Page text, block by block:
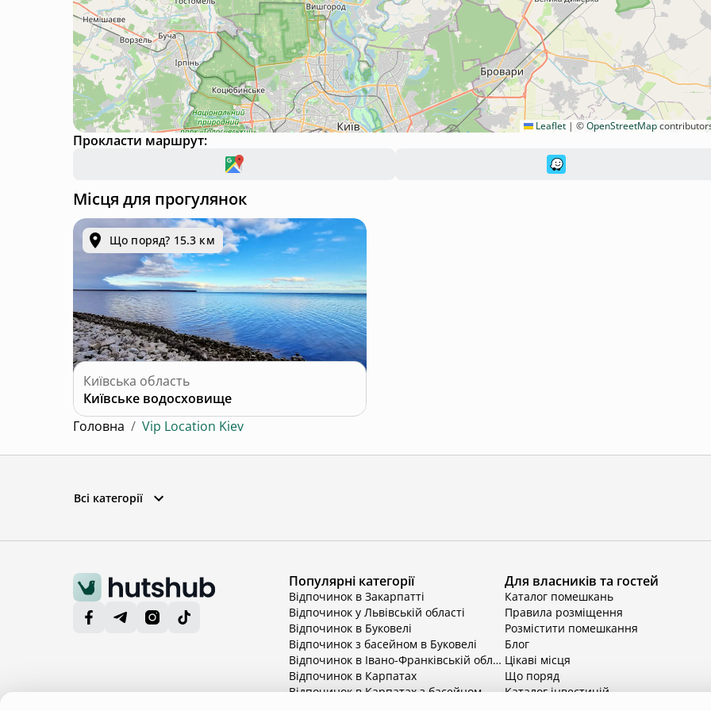
Leaflet | ©OpenStreetMap
Прокласти маршрут:
Місця для прогулянок
Що поряд? 15.3 км
Київська область
Київське водосховище
Головна / Vip Location Kiev
Всі категорії
Популярні категорії
Відпочинок в Закарпатті
Відпочинок у Львівській області
Відпочинок в Буковелі
Відпочинок з басейном в Буковелі
Відпочинок в Івано-Франківській області
Відпочинок в Карпатах
Відпочинок в Карпатах з басейном
Для власників та гостей
Каталог помешкань
Правила розміщення
Розмістити помешкання
Блог
Цікаві місця
Що поряд
Каталог інвестицій